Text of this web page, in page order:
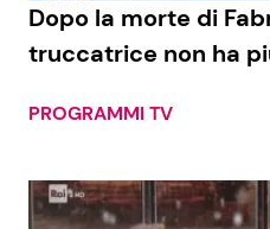
Benessere
Mondo Mamma
Dopo la morte di
truccatrice non ha
PROGRAMMI TV